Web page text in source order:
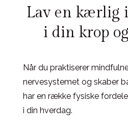
Lav en kærlig
i din krop
Når du praktiserer
nervesystemet og skaber
har en række fysiske
i din hverdag.